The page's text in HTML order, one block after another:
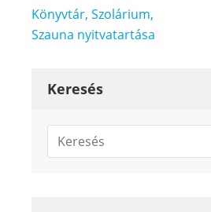
Bejegyzés
navigáció
Könyvtár, Szolárium,
Szauna nyitvatartása
Keresés